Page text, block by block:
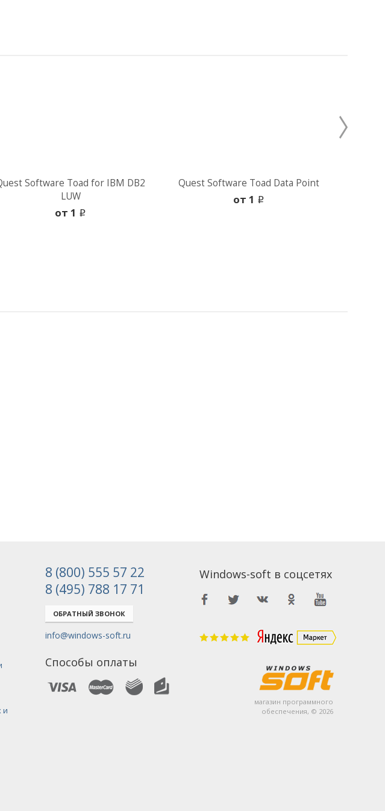
Software Toad for IBM DB2
LUW
oт 1 i
Quest Software Toad Data Point
oт 1 i
и
8 (800) 555 57 22
8 (495) 788 17 71
ОБРАТНЫЙ ЗВОНОК
info@windows-soft.ru
Windows-soft в соцсетях
Способы оплаты
магазин программного
обеспечения, © 2026